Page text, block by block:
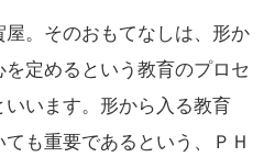
屋。そのおもてなしは、形か
定めるという教育のプロセ
います。形から入る教育
も重要であるという、ＰＨ